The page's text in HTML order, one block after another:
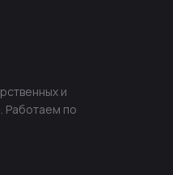
и
Работаем по